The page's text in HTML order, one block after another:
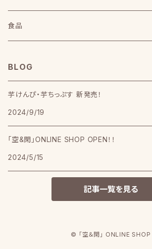
食品
BLOG
芋けんぴ・芋ちっぷす 新発売！
2024/9/19
「空&閑」ONLINE SHOP OPEN！！
2024/5/15
記事一覧を見る
© 「空＆閑」 ONLINE SHOP